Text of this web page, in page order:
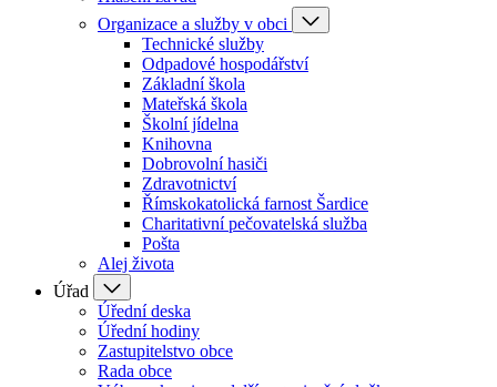
Organizace a služby v obci
Technické služby
Odpadové hospodářství
Základní škola
Mateřská škola
Školní jídelna
Knihovna
Dobrovolní hasiči
Zdravotnictví
Římskokatolická farnost Šardice
Charitativní pečovatelská služba
Pošta
Alej života
Úřad
Úřední deska
Úřední hodiny
Zastupitelstvo obce
Rada obce